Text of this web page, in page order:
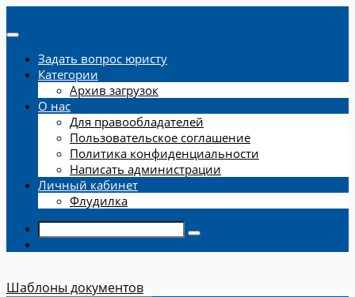
Задать вопрос юристу
Категории
Архив загрузок
О нас
Для правообладателей
Пользовательское соглашение
Политика конфиденциальности
Написать администрации
Личный кабинет
Флудилка
Шаблоны документов